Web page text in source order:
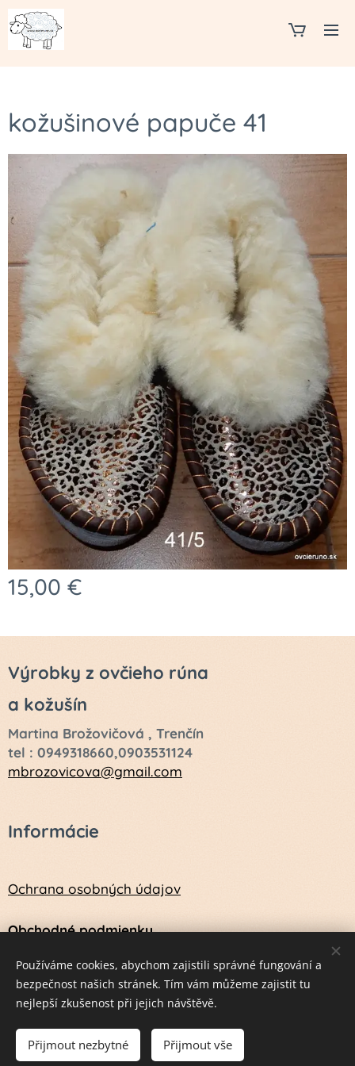
kožušinové papuče 41
15,00 €
Výrobky z ovčieho rúna
a kožušín
Martina Brožovičová , Trenčín
tel : 0949318660,0903531124
mbrozovicova@gmail.com
Informácie
Ochrana osobných údajov
Obchodné podmienky
Návod na údržbu a ošetrenie vlny a kožušín
Vytvorené službouWebnode Cookies
Používáme cookies, abychom zajistili správné fungování a
bezpečnost našich stránek. Tím vám můžeme zajistit tu
nejlepší zkušenost při jejich návštěvě.
Přijmout nezbytné Přijmout vše